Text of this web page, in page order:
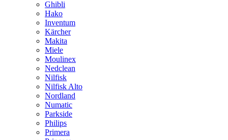
Ghibli
Hako
Inventum
Kärcher
Makita
Miele
Moulinex
Nedclean
Nilfisk
Nilfisk Alto
Nordland
Numatic
Parkside
Philips
Primera